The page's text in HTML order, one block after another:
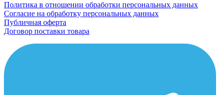
Политика в отношении обработки персональных данных
Согласие на обработку персональных данных
Публичная оферта
Договор поставки товара